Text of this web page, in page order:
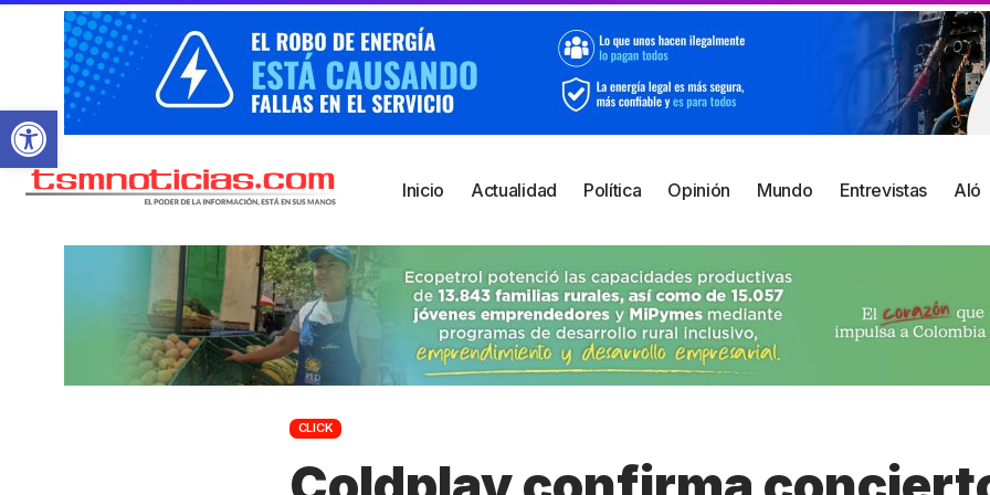
Abrir barra de herramientas
Inicio Actualidad Política Opinión Mundo Entrevistas Aló
CLICK